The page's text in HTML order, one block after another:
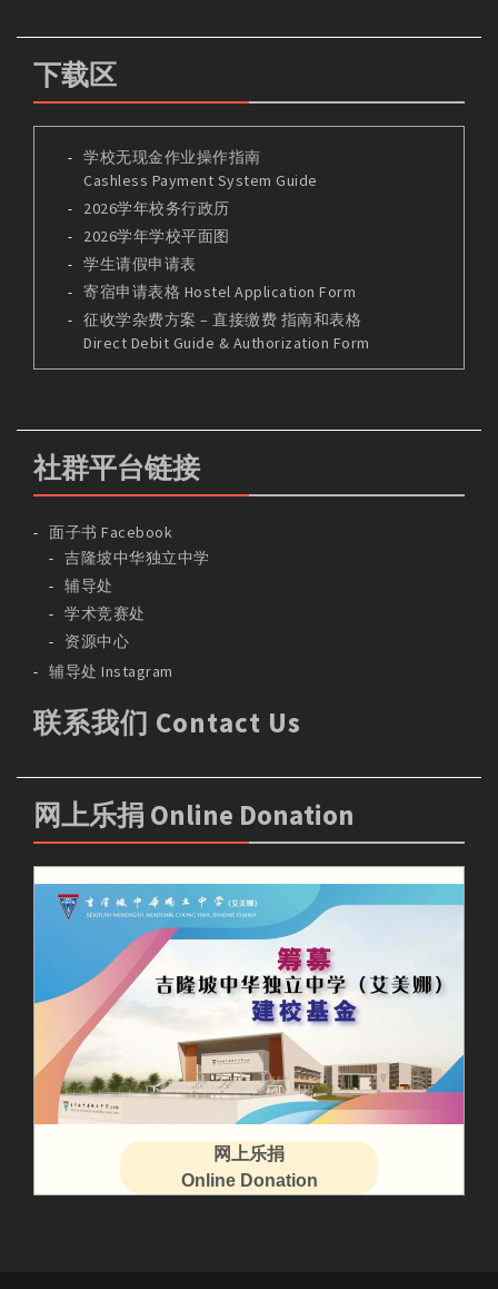
下载区
学校无现金作业操作指南
Cashless Payment System Guide
2026学年校务行政历
2026学年学校平面图
学生请假申请表
寄宿申请表格 Hostel Application Form
征收学杂费方案 – 直接缴费 指南和表格
Direct Debit Guide & Authorization Form
社群平台链接
面子书 Facebook
吉隆坡中华独立中学
辅导处
学术竞赛处
资源中心
辅导处 Instagram
联系我们 Contact Us
网上乐捐 Online Donation
网上乐捐
Online Donation